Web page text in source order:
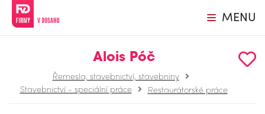
MENU
Alois Póč
Řemesla, stavebnictví, stavebniny
Stavebnictví - speciální práce
Restaurátorské práce